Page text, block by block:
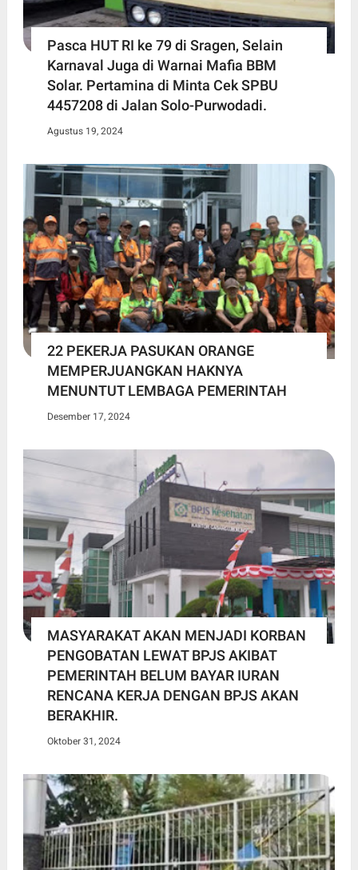
Pasca HUT RI ke 79 di Sragen, Selain
Karnaval Juga di Warnai Mafia BBM
Solar. Pertamina di Minta Cek SPBU
4457208 di Jalan Solo-Purwodadi.
Agustus 19, 2024
22 PEKERJA PASUKAN ORANGE
MEMPERJUANGKAN HAKNYA
MENUNTUT LEMBAGA PEMERINTAH
Desember 17, 2024
MASYARAKAT AKAN MENJADI KORBAN
PENGOBATAN LEWAT BPJS AKIBAT
PEMERINTAH BELUM BAYAR IURAN
RENCANA KERJA DENGAN BPJS AKAN
BERAKHIR.
Oktober 31, 2024